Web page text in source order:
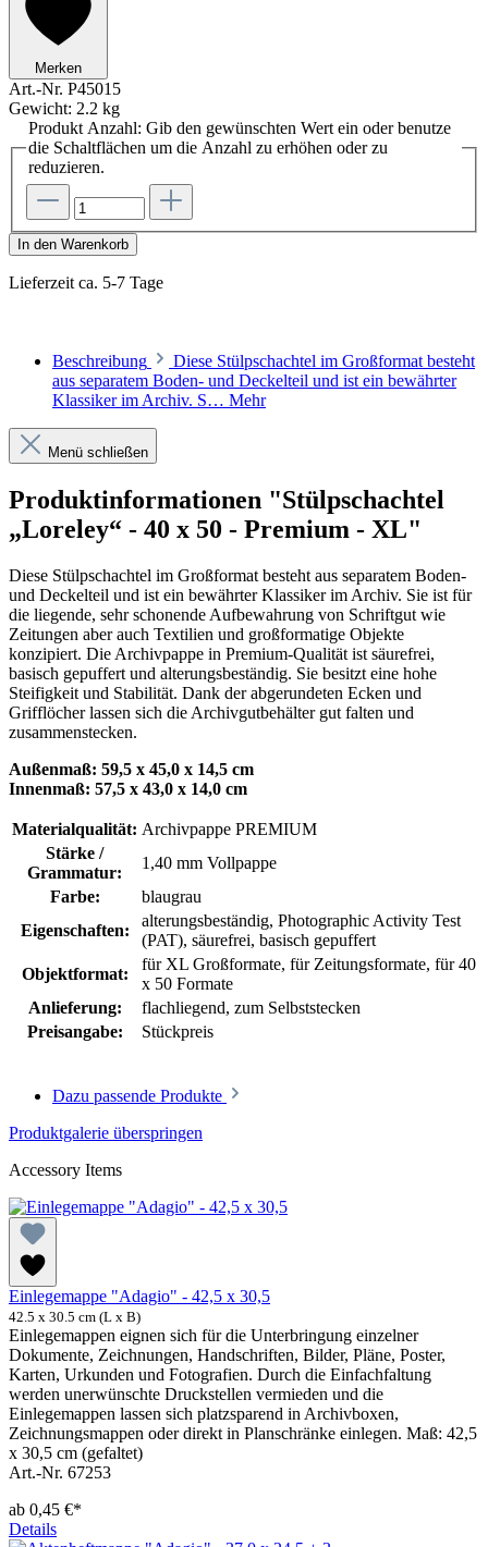
Merken
Art.-Nr. P45015
Gewicht: 2.2 kg
Produkt Anzahl: Gib den gewünschten Wert ein oder benutze
die Schaltflächen um die Anzahl zu erhöhen oder zu
reduzieren.
In den Warenkorb
Lieferzeit ca. 5-7 Tage
Beschreibung
Diese Stülpschachtel im Großformat besteht
aus separatem Boden- und Deckelteil und ist ein bewährter
Klassiker im Archiv. S… Mehr
Menü schließen
Produktinformationen "Stülpschachtel
„Loreley“ - 40 x 50 - Premium - XL"
Diese Stülpschachtel im Großformat besteht aus separatem Boden-
und Deckelteil und ist ein bewährter Klassiker im Archiv. Sie ist für
die liegende, sehr schonende Aufbewahrung von Schriftgut wie
Zeitungen aber auch Textilien und großformatige Objekte
konzipiert. Die Archivpappe in Premium-Qualität ist säurefrei,
basisch gepuffert und alterungsbeständig. Sie besitzt eine hohe
Steifigkeit und Stabilität. Dank der abgerundeten Ecken und
Grifflöcher lassen sich die Archivgutbehälter gut falten und
zusammenstecken.
Außenmaß: 59,5 x 45,0 x 14,5 cm
Innenmaß: 57,5 x 43,0 x 14,0 cm
Materialqualität: Archivpappe PREMIUM
Stärke /
Grammatur:
1,40 mm Vollpappe
Farbe:
blaugrau
Eigenschaften:
alterungsbeständig, Photographic Activity Test
(PAT), säurefrei, basisch gepuffert
Objektformat:
für XL Großformate, für Zeitungsformate, für 40
x 50 Formate
Anlieferung:
flachliegend, zum Selbststecken
Preisangabe:
Stückpreis
Dazu passende Produkte
Produktgalerie überspringen
Accessory Items
Einlegemappe "Adagio" - 42,5 x 30,5
42.5 x 30.5 cm (L x B)
Einlegemappen eignen sich für die Unterbringung einzelner
Dokumente, Zeichnungen, Handschriften, Bilder, Pläne, Poster,
Karten, Urkunden und Fotografien. Durch die Einfachfaltung
werden unerwünschte Druckstellen vermieden und die
Einlegemappen lassen sich platzsparend in Archivboxen,
Zeichnungsmappen oder direkt in Planschränke einlegen. Maß: 42,5
x 30,5 cm (gefaltet)
Art.-Nr. 67253
ab 0,45 €*
Details